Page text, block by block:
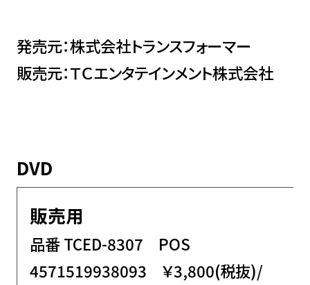
発売元：株式会社トランスフォーマー
販売元：ＴＣエンタテインメント株式会社
DVD
販売用
品番 TCED-8307 POS
4571519938093 ￥3,800(税抜)/